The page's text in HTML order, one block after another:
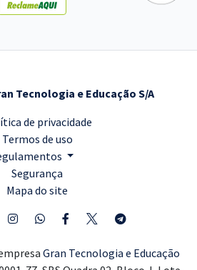
Tecnologia e Educação S/A
de privacidade
Termos de uso
Segurança
Mapa do site
Gran Tecnologia e Educação